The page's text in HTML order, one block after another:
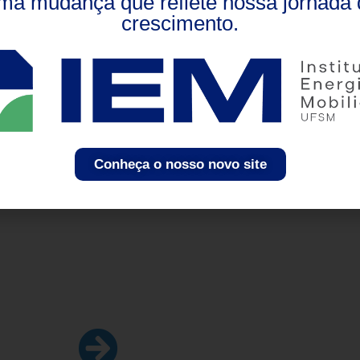
crescimento.
Conheça o nosso novo site